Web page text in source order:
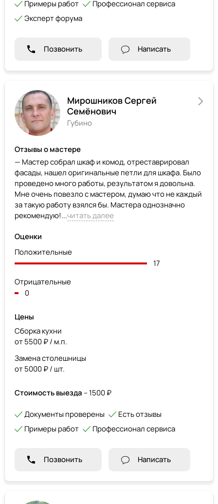
Примеры работ
Профессионал сервиса
Эксперт форума
Позвонить Написать
Мирошников Сергей
Семёнович
Губино
Отзывы о мастере
— Мастер собрал шкаф и комод, отреставрировал
фасады, нашел оригинальные петли для шкафа. Было
проведено много работы, результатом я довольна.
Мне очень повезло с мастером, думаю что не каждый
за такую работу взялся бы. Мастера однозначно
рекомендую!...читать далее
Оценки
Положительные
17
Отрицательные
0
Цены
Сборка кухни
от 5500 ₽ / м.п.
Замена столешницы
от 5000 ₽ / шт.
Стоимость выезда – 1500 ₽
Документы проверены
Есть отзывы
Примеры работ
Профессионал сервиса
Позвонить Написать